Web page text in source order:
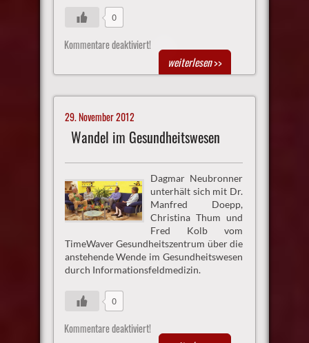
0
Kommentare deaktiviert!
weiterlesen>>
29. November 2012
Wandel im Gesundheitswesen
Dagmar Neubronner
unterhält sich mit Dr.
Manfred Doepp,
Christina Thum und
Fred Kolb vom
TimeWaver Gesundheitszentrum über die
anstehende Wende im Gesundheitswesen
durch Informationsfeldmedizin.
0
Kommentare deaktiviert!